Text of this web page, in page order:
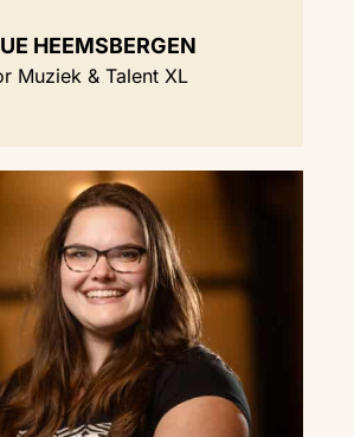
HEEMSBERGEN
Muziek & Talent XL